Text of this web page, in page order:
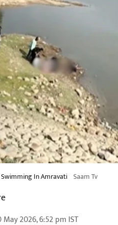
In Amravati Saam Tv
May 2026, 6:52 pm IST